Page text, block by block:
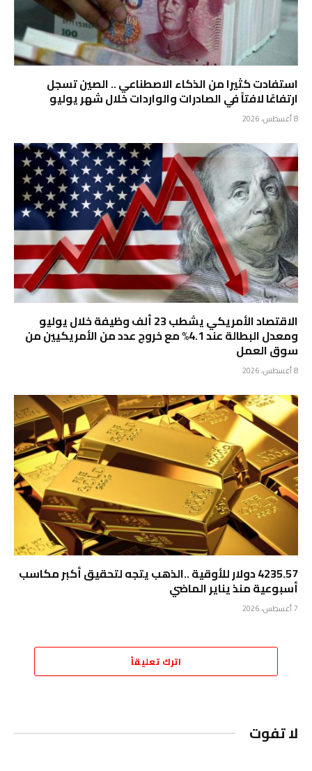
استفادت كثيرا من الذكاء الاصطناعي .. الصين تسجل
ارتفاعًا لافتاً في الصادرات والواردات خلال شهر يوليو
8 أغسطس، 2026
الاقتصاد الأمريكي يشطب 23 ألف وظيفة خلال يوليو
ومعدل البطالة عند 4.1% مع خروج عدد من الأمريكيين من
سوق العمل
8 أغسطس، 2026
4235.57 دولار للأوقية ..الذهب يتجه لتحقيق أكبر مكاسب
أسبوعية منذ يناير الماضي
7 أغسطس، 2026
اترك تعليقاً
لا تفوت